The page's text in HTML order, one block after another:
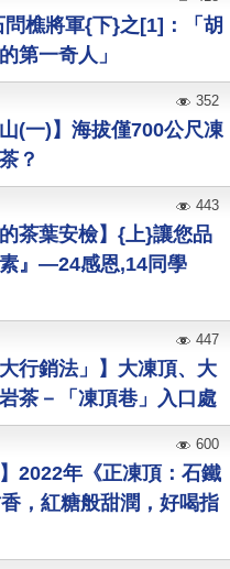
問樵將軍{下}之[1]：「胡
第一奇人」
(一)】海拔僅700公尺凍
？
352
茶葉安檢】{上}讓您品
』—24感恩,14同學
443
行銷法」】大凍頂、大
茶－「凍頂巷」入口處
447
2022年《正凍頂：石鐵
，紅糖般甜潤，好喝指
600